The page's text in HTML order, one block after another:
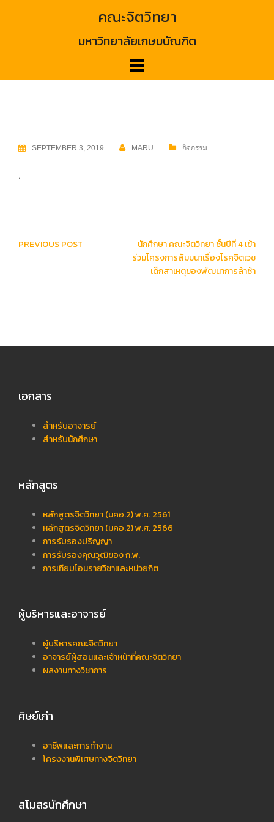
คณะจิตวิทยา
มหาวิทยาลัยเกษมบัณฑิต
SEPTEMBER 3, 2019 MARU กิจกรรม
.
Post
PREVIOUS POST
นักศึกษา คณะจิตวิทยา ชั้นปีที่ 4 เข้า
ร่วมโครงการสัมมนาเรื่องโรคจิตเวช
เด็กสาเหตุของพัฒนาการล้าช้า
เอกสาร
สำหรับอาจารย์
สำหรับนักศึกษา
หลักสูตร
หลักสูตรจิตวิทยา (มคอ.2) พ.ศ. 2561
หลักสูตรจิตวิทยา (มคอ.2) พ.ศ. 2566
การรับรองปริญญา
การรับรองคุณวุฒิของ ก.พ.
การเทียบโอนรายวิชาและหน่วยกิต
ผู้บริหารและอาจารย์
ผู้บริหารคณะจิตวิทยา
อาจารย์ผู้สอนและเจ้าหน้าที่คณะจิตวิทยา
ผลงานทางวิชาการ
ศิษย์เก่า
อาชีพและการทำงาน
โครงงานพิเศษทางจิตวิทยา
สโมสรนักศึกษา